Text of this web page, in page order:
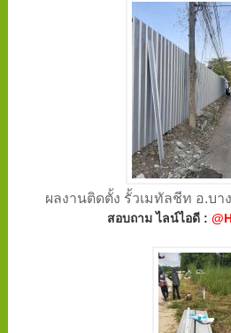
ผลงานติดตั้ง รั้วเมทัลชีท อ.บา
สอบถาม ไลน์ไอดี :